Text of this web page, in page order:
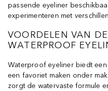
passende eyeliner
experimenteren met
VOORDELEN VAN
WATERPROOF
Waterproof eyeliner biedt
een favoriet maken onder
zorgt de watervaste formule